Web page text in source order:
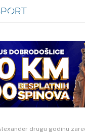
drugu godinu